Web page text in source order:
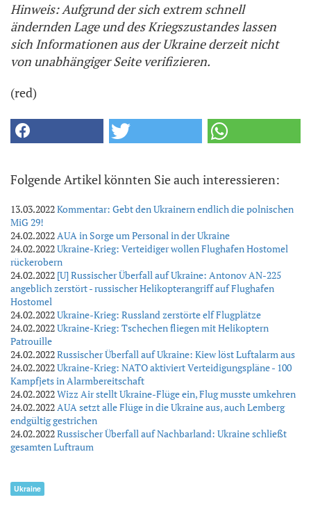
Hinweis: Aufgrund der sich extrem schnell
ändernden Lage und des Kriegszustandes lassen
sich Informationen aus der Ukraine derzeit nicht
von unabhängiger Seite verifizieren.
(red)
Folgende Artikel könnten Sie auch interessieren:
13.03.2022Kommentar: Gebt den Ukrainern endlich die polnischen
MiG 29!
24.02.2022AUA in Sorge um Personal in der Ukraine
24.02.2022Ukraine-Krieg: Verteidiger wollen Flughafen Hostomel
rückerobern
24.02.2022 [U] Russischer Überfall auf Ukraine: Antonov AN-225
angeblich zerstört - russischer Helikopterangriff auf Flughafen
Hostomel
24.02.2022Ukraine-Krieg: Russland zerstörte elf Flugplätze
24.02.2022Ukraine-Krieg: Tschechen fliegen mit Helikoptern
Patrouille
24.02.2022Russischer Überfall auf Ukraine: Kiew löst Luftalarm aus
24.02.2022Ukraine-Krieg: NATO aktiviert Verteidigungspläne - 100
Kampfjets in Alarmbereitschaft
24.02.2022Wizz Air stellt Ukraine-Flüge ein, Flug musste umkehren
24.02.2022AUA setzt alle Flüge in die Ukraine aus, auch Lemberg
endgültig gestrichen
24.02.2022Russischer Überfall auf Nachbarland: Ukraine schließt
gesamten Luftraum
Ukraine